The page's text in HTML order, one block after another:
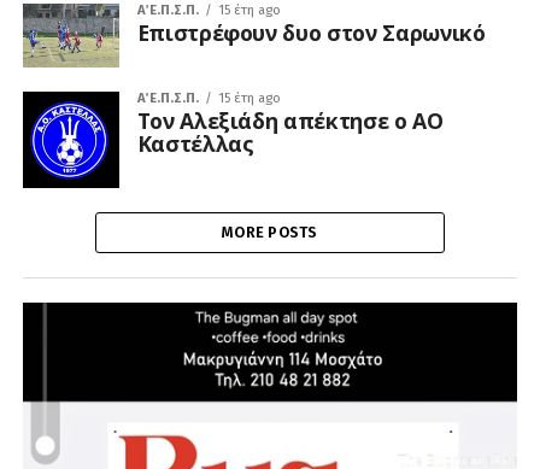
Α΄ Ε.Π.Σ.Π. 15 έτη ago
Επιστρέφουν δυο στον Σαρωνικό
Α΄ Ε.Π.Σ.Π. 15 έτη ago
Τον Αλεξιάδη απέκτησε ο ΑΟ
Καστέλλας
MORE POSTS